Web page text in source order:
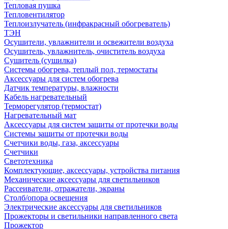
Тепловая пушка
Тепловентилятор
Теплоизлучатель (инфракрасный обогреватель)
ТЭН
Осушители, увлажнители и освежители воздуха
Осушитель, увлажнитель, очиститель воздуха
Сушитель (сушилка)
Системы обогрева, теплый пол, термостаты
Аксессуары для систем обогрева
Датчик температуры, влажности
Кабель нагревательный
Терморегулятор (термостат)
Нагревательный мат
Аксессуары для систем защиты от протечки воды
Системы защиты от протечки воды
Счетчики воды, газа, аксессуары
Счетчики
Светотехника
Комплектующие, аксессуары, устройства питания
Механические аксессуары для светильников
Рассеиватели, отражатели, экраны
Столб/опора освещения
Электрические аксессуары для светильников
Прожекторы и светильники направленного света
Прожектор